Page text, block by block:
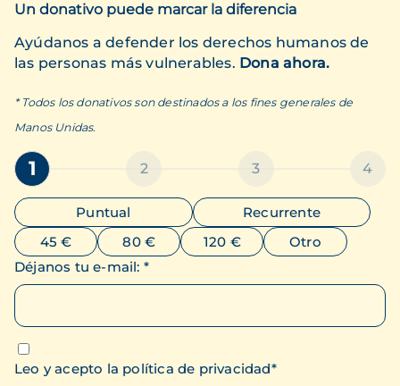
Un donativo puede marcar la diferencia
Ayúdanos a defender los derechos humanos de
las personas más vulnerables. Dona ahora.
* Todos los donativos son destinados a los fines generales de
Manos Unidas.
1 2 3 4
Puntual
Recurrente
45 €
80 € 120 €
Otro
Déjanos tu e-mail: *
Leo y acepto la política de privacidad*